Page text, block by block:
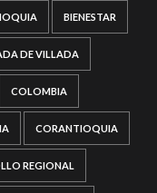
BIENESTAR
DE VILLADA
COLOMBIA
CORANTIOQUIA
REGIONAL